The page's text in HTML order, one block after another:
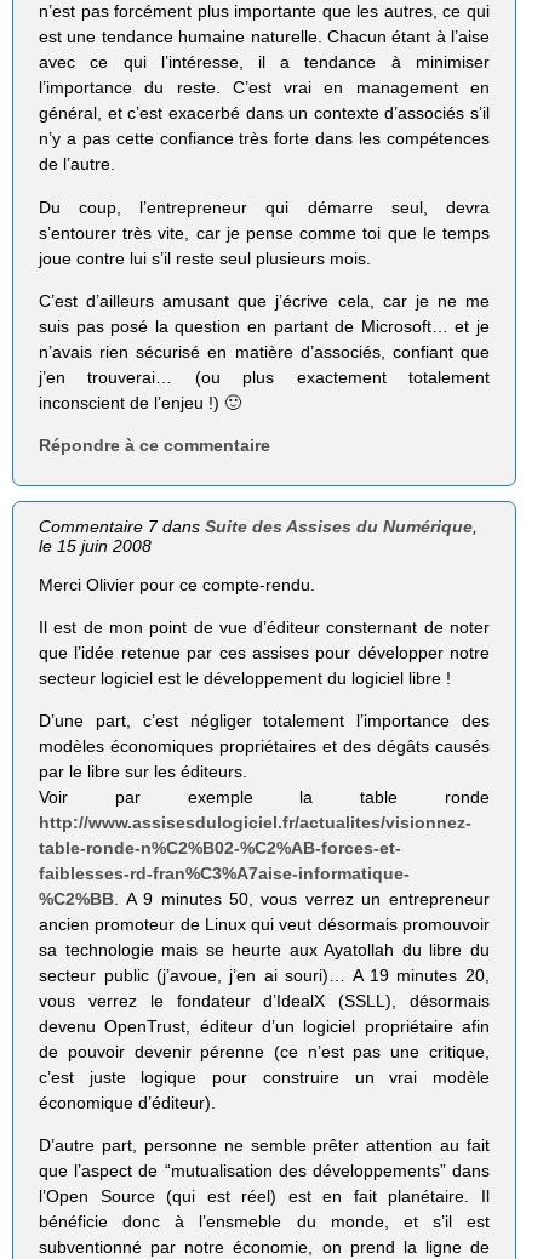
n’est pas forcément plus importante que les autres, ce qui
est une tendance humaine naturelle. Chacun étant à l’aise
avec ce qui l’intéresse, il a tendance à minimiser
l’importance du reste. C’est vrai en management en
général, et c’est exacerbé dans un contexte d’associés s’il
n’y a pas cette confiance très forte dans les compétences
de l’autre.
Du coup, l’entrepreneur qui démarre seul, devra
s’entourer très vite, car je pense comme toi que le temps
joue contre lui s’il reste seul plusieurs mois.
C’est d’ailleurs amusant que j’écrive cela, car je ne me
suis pas posé la question en partant de Microsoft… et je
n’avais rien sécurisé en matière d’associés, confiant que
j’en trouverai… (ou plus exactement totalement
inconscient de l’enjeu !) 🙂
Répondre à ce commentaire
Commentaire 7 dansSuite des Assises du Numérique
le 15 juin 2008
Merci Olivier pour ce compte-rendu.
Il est de mon point de vue d’éditeur consternant de noter
que l’idée retenue par ces assises pour développer notre
secteur logiciel est le développement du logiciel libre !
D’une part, c’est négliger totalement l’importance des
modèles économiques propriétaires et des dégâts causés
par le libre sur les éditeurs.
Voir par exemple la table ronde
http://www.assisesdulogiciel.fr/actualites/visionnez-
table-ronde-n%C2%B02-%C2%AB-forces-et-
faiblesses-rd-fran%C3%A7aise-informatique-
%C2%BB . A 9 minutes 50, vous verrez un entrepreneur
ancien promoteur de Linux qui veut désormais promouvoir
sa technologie mais se heurte aux Ayatollah du libre du
secteur public (j’avoue, j’en ai souri)… A 19 minutes 20,
vous verrez le fondateur d’IdealX (SSLL), désormais
devenu OpenTrust, éditeur d’un logiciel propriétaire afin
de pouvoir devenir pérenne (ce n’est pas une critique,
c’est juste logique pour construire un vrai modèle
économique d’éditeur).
D’autre part, personne ne semble prêter attention au fait
que l’aspect de “mutualisation des développements” dans
l’Open Source (qui est réel) est en fait planétaire. Il
bénéficie donc à l’ensmeble du monde, et s’il est
subventionné par notre économie, on prend la ligne de